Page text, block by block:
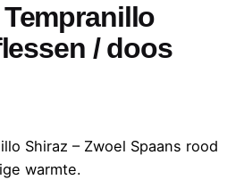
/ doos
Shiraz – Zwoel Spaans rood
warmte.